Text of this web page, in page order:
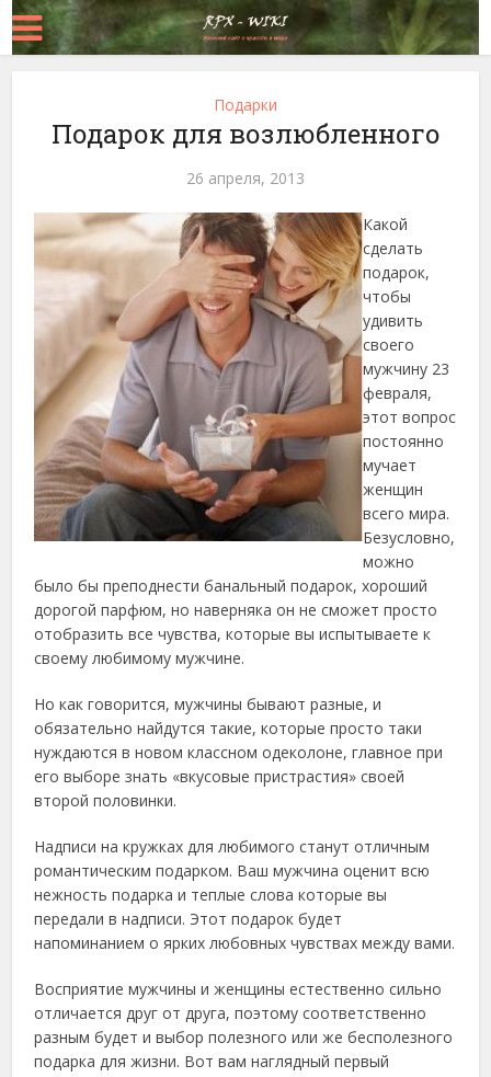
Подарки
Подарок для возлюбленного
26 апреля, 2013
Какой
сделать
подарок,
чтобы
удивить
своего
мужчину 23
февраля,
этот вопрос
постоянно
мучает
женщин
всего мира.
Безусловно,
можно
было бы преподнести банальный подарок, хороший
дорогой парфюм, но наверняка он не сможет просто
отобразить все чувства, которые вы испытываете к
своему любимому мужчине.
Но как говорится, мужчины бывают разные, и
обязательно найдутся такие, которые просто таки
нуждаются в новом классном одеколоне, главное при
его выборе знать «вкусовые пристрастия» своей
второй половинки.
Надписи на кружках для любимого станут отличным
романтическим подарком. Ваш мужчина оценит всю
нежность подарка и теплые слова которые вы
передали в надписи. Этот подарок будет
напоминанием о ярких любовных чувствах между вами.
Восприятие мужчины и женщины естественно сильно
отличается друг от друга, поэтому соответственно
разным будет и выбор полезного или же бесполезного
подарка для жизни. Вот вам наглядный первый